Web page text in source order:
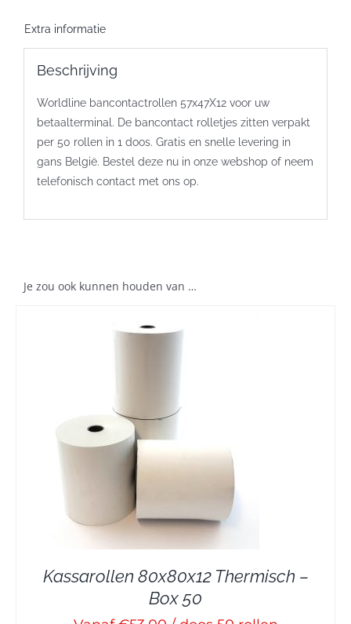
Extra informatie
Beschrijving
Worldline bancontactrollen 57x47X12 voor uw
betaalterminal. De bancontact rolletjes zitten verpakt
per 50 rollen in 1 doos. Gratis en snelle levering in
gans België. Bestel deze nu in onze webshop of neem
telefonisch contact met ons op.
Je zou ook kunnen houden van …
Kassarollen 80x80x12 Thermisch –
Box 50